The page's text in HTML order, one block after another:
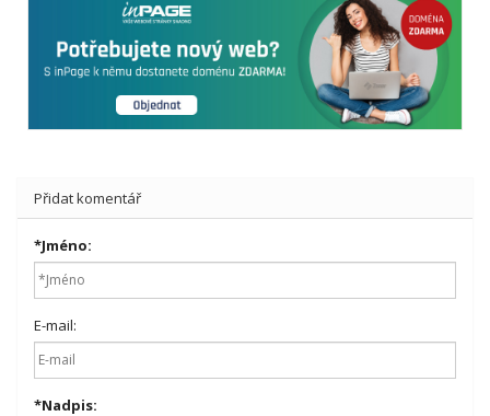
Přidat komentář
*Jméno:
E-mail:
*Nadpis: